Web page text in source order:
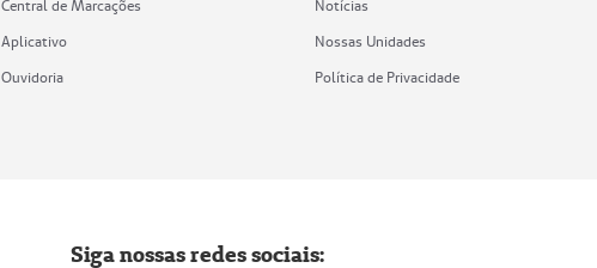
Central de Marcações
Aplicativo
Ouvidoria
Notícias
Nossas Unidades
Política de Privacidade
Siga nossas redes sociais: